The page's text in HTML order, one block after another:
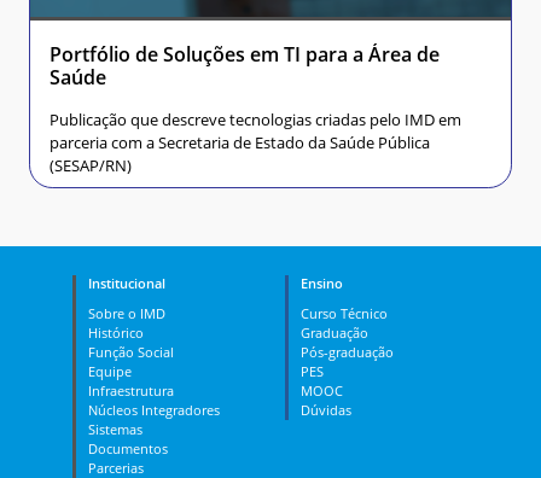
Portfólio de Soluções em TI para a Área de
Saúde
Publicação que descreve tecnologias criadas pelo IMD em
parceria com a Secretaria de Estado da Saúde Pública
(SESAP/RN)
Institucional
Sobre o IMD
Histórico
Função Social
Equipe
Infraestrutura
Núcleos Integradores
Sistemas
Documentos
Parcerias
Ensino
Curso Técnico
Graduação
Pós-graduação
PES
MOOC
Dúvidas